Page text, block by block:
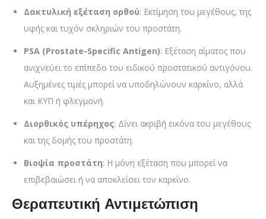
Δακτυλική εξέταση ορθού: Εκτίμηση του μεγέθους, της
υφής και τυχόν σκληριών του προστάτη.
PSA (Prostate-Specific Antigen): Εξέταση αίματος που
ανιχνεύει το επίπεδο του ειδικού προστατικού αντιγόνου.
Αυξημένες τιμές μπορεί να υποδηλώνουν καρκίνο, αλλά
και ΚΥΠ ή φλεγμονή.
Διορθικός υπέρηχος: Δίνει ακριβή εικόνα του μεγέθους
και της δομής του προστάτη.
Βιοψία προστάτη: Η μόνη εξέταση που μπορεί να
επιβεβαιώσει ή να αποκλείσει τον καρκίνο.
Θεραπευτική Αντιμετώπιση